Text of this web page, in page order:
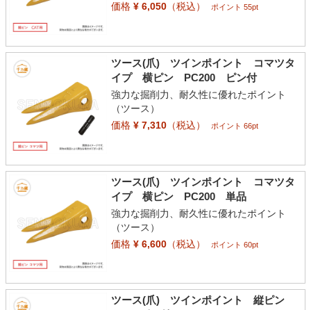
価格¥ 6,050（税込） ポイント 55pt
ツース(爪) ツインポイント コマツタ
イプ 横ピン PC200 ピン付
強力な掘削力、耐久性に優れたポイント
（ツース）
価格¥ 7,310（税込） ポイント 66pt
ツース(爪) ツインポイント コマツタ
イプ 横ピン PC200 単品
強力な掘削力、耐久性に優れたポイント
（ツース）
価格¥ 6,600（税込） ポイント 60pt
ツース(爪) ツインポイント 縦ピン